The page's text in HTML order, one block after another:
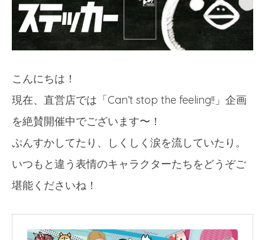
こんにちは！
現在、直営店では「Can’t stop the feeling!!」企画
を絶賛開催中でございます〜！
ぷんすかしてたり、しくしく涙を流していたり。
いつもと違う表情のキャラクターたちをどうぞご
堪能くださいね！